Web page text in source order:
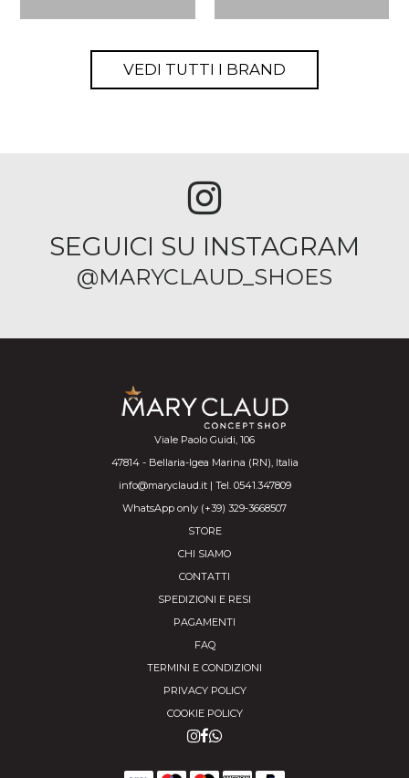
VEDI TUTTI I BRAND
SEGUICI SU INSTAGRAM
@MARYCLAUD_SHOES
Viale Paolo Guidi, 106
47814 - Bellaria-Igea Marina (RN), Italia
info@maryclaud.it | Tel. 0541.347809
WhatsApp only (+39) 329-3668507
STORE
CHI SIAMO
CONTATTI
SPEDIZIONI E RESI
PAGAMENTI
FAQ
TERMINI E CONDIZIONI
PRIVACY POLICY
COOKIE POLICY